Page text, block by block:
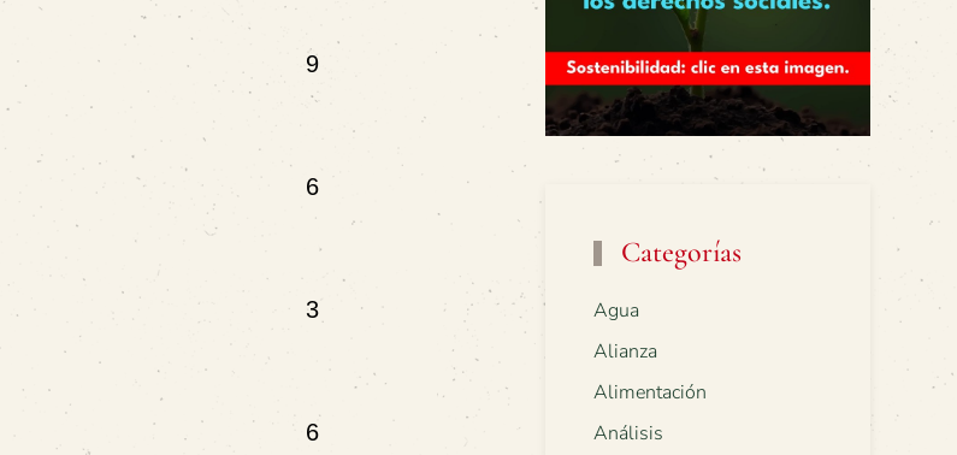
9
6
3
6
Categorías
Agua
Alianza
Alimentación
Análisis